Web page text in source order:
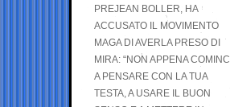
PREJEAN BOLLER, HA
ACCUSATO IL MOVIMENTO
MAGA DI AVERLA PRESO DI
MIRA: “NON APPENA COMINCI
A PENSARE CON LA TUA
TESTA, A USARE IL BUON